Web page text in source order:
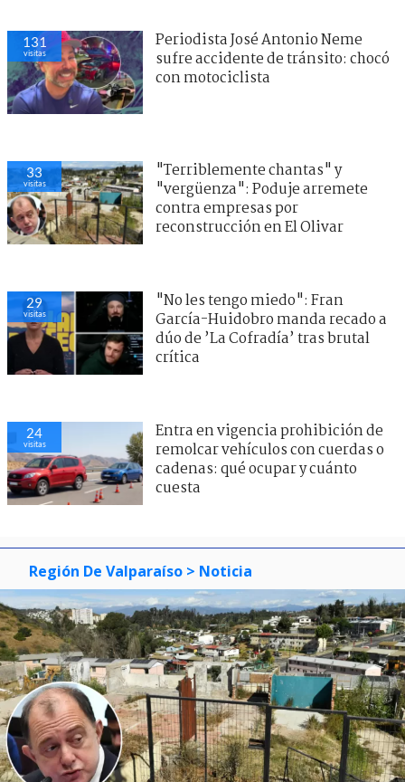
131
visitas
Periodista José Antonio Neme
sufre accidente de tránsito: chocó
con motociclista
33
visitas
"Terriblemente chantas" y
"vergüenza": Poduje arremete
contra empresas por
reconstrucción en El Olivar
29
visitas
"No les tengo miedo": Fran
García-Huidobro manda recado a
dúo de ’La Cofradía’ tras brutal
crítica
24
visitas
Entra en vigencia prohibición de
remolcar vehículos con cuerdas o
cadenas: qué ocupar y cuánto
cuesta
Región De Valparaíso > Noticia